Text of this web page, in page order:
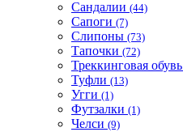
Сандалии (44)
Сапоги (7)
Слипоны (73)
Тапочки (72)
Треккинговая обувь
Туфли (13)
Угги (1)
Футзалки (1)
Челси (9)